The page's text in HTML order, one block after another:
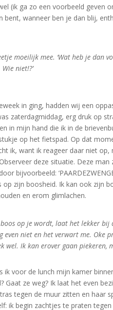
(ik ga zo een voorbeeld geven
bent, wanneer ben je dan blij,
moeilijk mee. ‘Wat heb je dan
niet!?’
in ging, hadden wij een
zaterdagmiddag, erg druk op
in mijn hand die ik in de
op het fietspad. Op dat
ik, want ik reageer daar niet
deze situatie. Deze
bijvoorbeeld:
op zijn boosheid. Ik kan ook zijn
en erom glimlachen.
op je wordt, laat het lekker
niet en het verwart me. Oke
wel. Ik kan erover gaan
ik voor de lunch mijn kamer
Gaat ze weg? Ik laat het even
tegen de muur zitten en haar
ik begin zachtjes te praten tegen